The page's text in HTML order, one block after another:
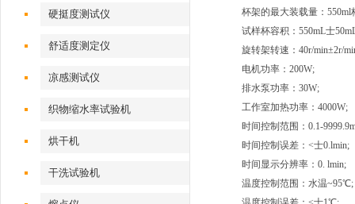
硬挺度测试仪
舒适度测定仪
凉感测试仪
织物缩水率试验机
烘干机
干洗试验机
杯架的最大装载量：550ml
试样杯容积：550mL士
旋转架转速：40r/min±2r/
电机功率：200W;
排水泵功率：30W;
工作室加热功率：4000W;
时间控制范围：0.1-
时间控制误差：<士0.lmin;
时间显示分辨率：0. lmin;
温度控制范围：水温~95℃;